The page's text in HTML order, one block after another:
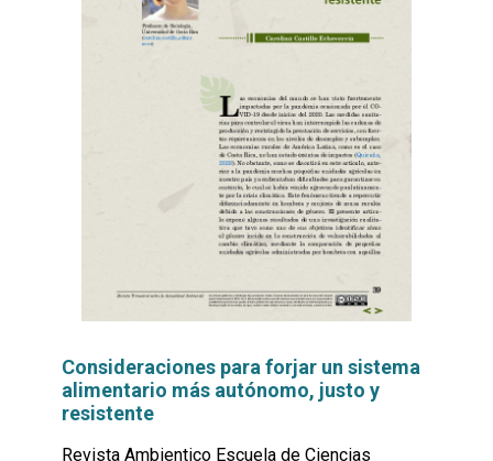
Consideraciones para forjar un sistema
alimentario más autónomo, justo y
resistente
Revista Ambientico Escuela de Ciencias